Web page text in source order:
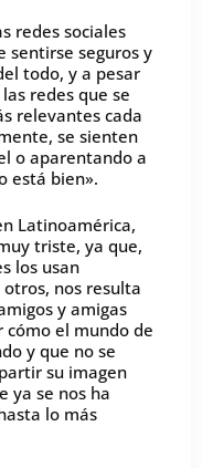
redes sociales
sentirse seguros y
todo, y a pesar
redes que se
relevantes cada
se sienten
o aparentando a
está bien».
Latinoamérica,
triste, ya que,
los usan
nos resulta
y amigas
cómo el mundo de
y que no se
su imagen
ya se nos ha
lo más